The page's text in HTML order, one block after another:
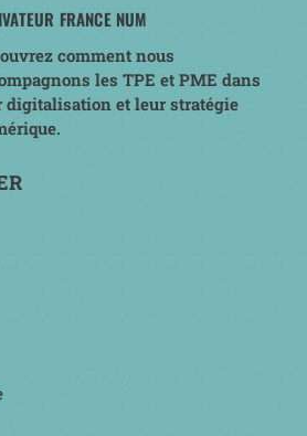
FRANCE NUM
comment nous
les TPE et PME dans
digitalisation et leur stratégie